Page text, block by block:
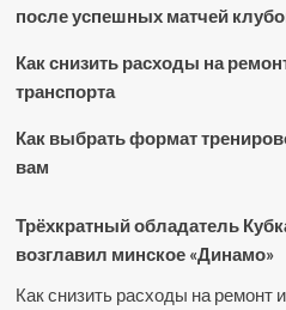
после успешных матчей
Как снизить расходы на
транспорта
Как выбрать формат
вам
Трёхкратный обладатель
возглавил минское «Динамо»
Как снизить расходы на ремонт